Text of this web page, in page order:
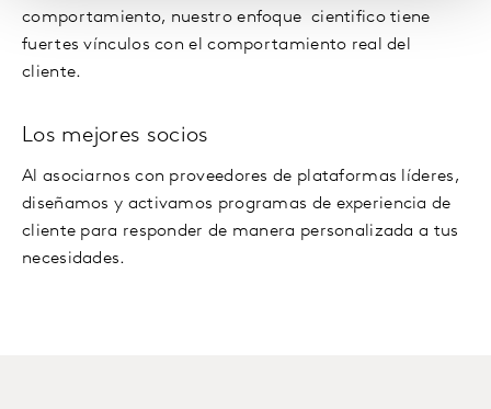
comportamiento, nuestro enfoque cientifico tiene
fuertes vínculos con el comportamiento real del
cliente.
Los mejores socios
Al asociarnos con proveedores de plataformas líderes,
diseñamos y activamos programas de experiencia de
cliente para responder de manera personalizada a tus
necesidades.